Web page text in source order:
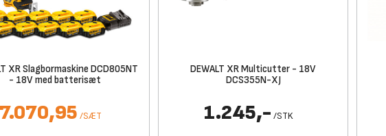
XR Slagbormaskine DCD805NT
- 18V med batterisæt
/SÆT
DEWALT XR Multicutter - 18V
DCS355N-XJ
1.245,- /STK